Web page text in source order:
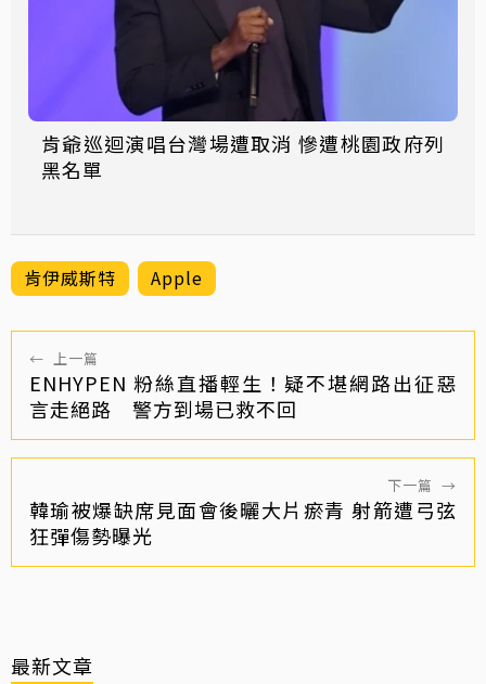
肯爺巡迴演唱台灣場遭取消 慘遭桃園政府列
黑名單
肯伊威斯特 Apple
← 上一篇
ENHYPEN 粉絲直播輕生！疑不堪網路出征惡
言走絕路 警方到場已救不回
下一篇 →
韓瑜被爆缺席見面會後曬大片瘀青 射箭遭弓弦
狂彈傷勢曝光
最新文章